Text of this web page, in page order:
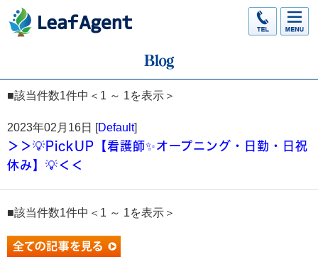
■該当件数1件中＜1 ～ 1を表示＞
2023年02月16日 [Default]
＞＞💡PickUP【看護師✨オープニング・日勤・日祝
休み】💡＜＜
■該当件数1件中＜1 ～ 1を表示＞